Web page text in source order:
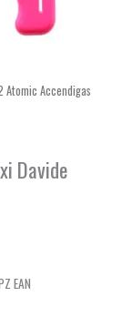
Accendigas
Davide
EAN